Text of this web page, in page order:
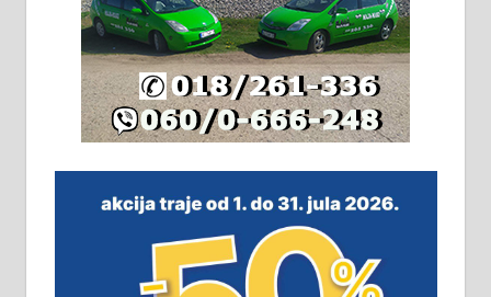
Издајем комплетно опремљену
халу на Житковачком путу, на
плацу површине око 7 ари.
064/321-80-51; 063/102-35-25
м2 са плацем од 8 ари у Зеленом
виру у Алексинцу. Могућа
замена. 064/21-63-584